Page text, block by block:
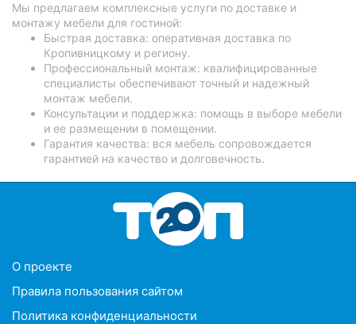
Мы предлагаем комплексные услуги по доставке и
монтажу мебели для гостиной:
Быстрая доставка: оперативная доставка по
Кропивницкому и региону.
Профессиональный монтаж: квалифицированные
специалисты обеспечивают точный и надежный
монтаж мебели.
Консультации и поддержка: помощь в выборе мебели
и ее размещении в помещении.
Гарантия качества: вся мебель сопровождается
гарантией на качество и долговечность.
O проекте
Правила пользования сайтом
Политика конфиденциальности